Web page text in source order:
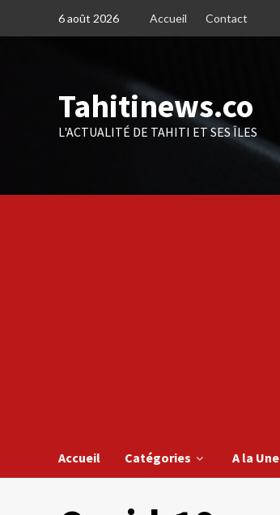
6 août 2026 Accueil Contact
Tahitinews.co
L'ACTUALITÉ DE TAHITI ET SES ÎLES
Accueil Catégories A la Une